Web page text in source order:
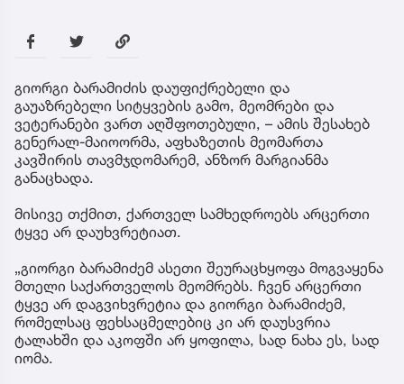
გიორგი ბარამიძის დაუფიქრებელი და
გაუაზრებელი სიტყვების გამო, მეომრები და
ვეტერანები ვართ აღშფოთებული, – ამის შესახებ
გენერალ-მაიოორმა, აფხაზეთის მეომართა
კავშირის თავმჯდომარემ, ანზორ მარგიანმა
განაცხადა.
მისივე თქმით, ქართველ სამხედროებს არცერთი
ტყვე არ დაუხვრეტიათ.
„გიორგი ბარამიძემ ასეთი შეურაცხყოფა მოგვაყენა
მთელი საქართველოს მეომრებს. ჩვენ არცერთი
ტყვე არ დაგვიხვრეტია და გიორგი ბარამიძემ,
რომელსაც ფეხსაცმელებიც კი არ დაუსვრია
ტალახში და აკოფში არ ყოფილა, სად ნახა ეს, სად
იომა.